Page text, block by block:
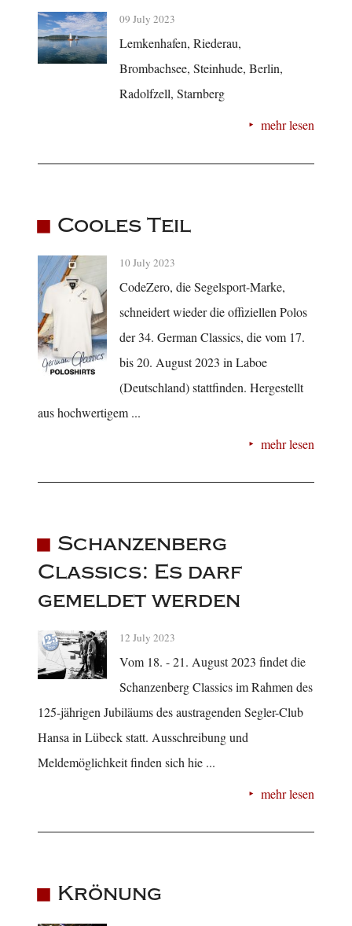
09 July 2023
Lemkenhafen, Riederau,
Brombachsee, Steinhude, Berlin,
Radolfzell, Starnberg
mehr lesen
Cooles Teil
10 July 2023
CodeZero, die Segelsport-Marke,
schneidert wieder die offiziellen Polos
der 34. German Classics, die vom 17.
bis 20. August 2023 in Laboe
(Deutschland) stattfinden. Hergestellt
aus hochwertigem ...
mehr lesen
Schanzenberg
Classics: Es darf
gemeldet werden
12 July 2023
Vom 18. - 21. August 2023 findet die
Schanzenberg Classics im Rahmen des
125-jährigen Jubiläums des austragenden Segler-Club
Hansa in Lübeck statt. Ausschreibung und
Meldemöglichkeit finden sich hie ...
mehr lesen
Krönung